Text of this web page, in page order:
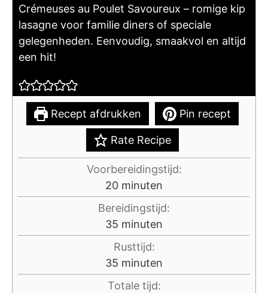
Crémeuses au Poulet Savoureux – romige kip
lasagne voor familie diners of speciale
gelegenheden. Eenvoudig, smaakvol en altijd
een hit!
Recept afdrukken Pin recept
Rate Recipe
Voorbereidingstijd:
20minuten
minuten
Bereidingstijd:
35 minuten
minuten
Rusttijd:
35 minuten
minuten
Totale tijd: